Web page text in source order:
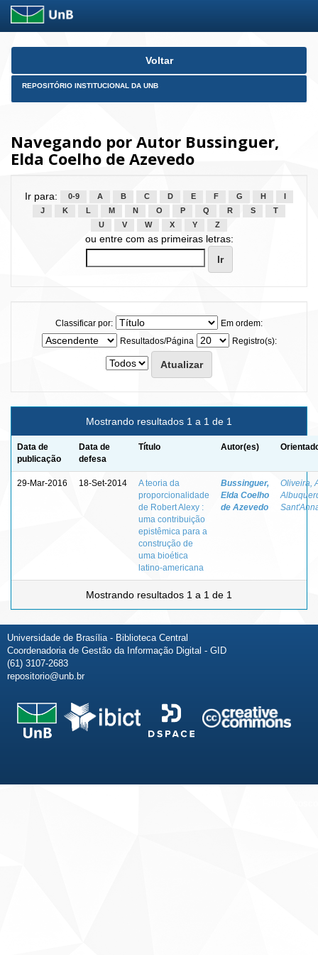
Skip
Voltar
REPOSITÓRIO INSTITUCIONAL DA UNB
Navegando por Autor Bussinguer,
Elda Coelho de Azevedo
Ir para: 0-9 A B C D E F G H
J
K L M N O P Q R S
T
U
V W X Y Z
ou entre com as primeiras letras:
Classificar por:
Em ordem:
Resultados/Página
Registro(s):
Mostrando resultados 1 a 1 de 1
Data de
publicação
Data de
defesa
Título Autor(es)
29-Mar-2016 18-Set-2014
A teoria da
proporcionalidade
de Robert Alexy :
uma contribuição
epistêmica para a
construção de
uma bioética
latino-americana
Bussinguer,
Elda Coelho
de Azevedo
Oliveira,
Mostrando resultados 1 a 1 de 1
Universidade de Brasília - Biblioteca Central
Coordenadoria de Gestão da Informação Digital - GID
(61) 3107-2683
repositorio@unb.br